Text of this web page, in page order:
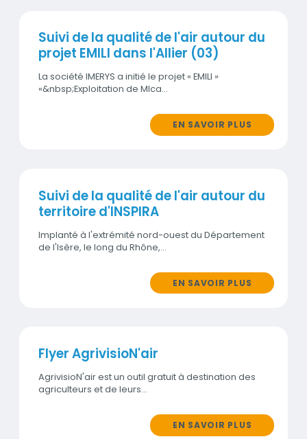
Suivi de la qualité de l'air autour du
projet EMILI dans l'Allier (03)
La société IMERYS a initié le projet « EMILI »
«&nbsp;Exploitation de MIca…
EN SAVOIR PLUS
Suivi de la qualité de l'air autour du
territoire d'INSPIRA
Implanté à l'extrémité nord-ouest du Département
de l'Isère, le long du Rhône,…
EN SAVOIR PLUS
Flyer AgrivisioN'air
AgrivisioN'air est un outil gratuit à destination des
agriculteurs et de leurs…
EN SAVOIR PLUS